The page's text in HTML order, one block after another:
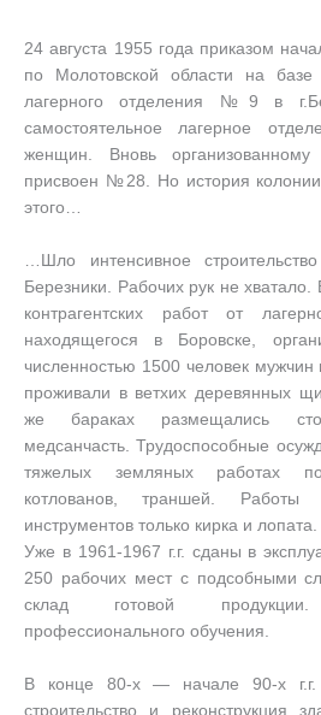
24 августа 1955 года приказом
по Молотовской области на
лагерного отделения №9 в
самостоятельное лагерное
женщин. Вновь организованному
присвоен №28. Но история колонии
этого…
…Шло интенсивное
Березники. Рабочих рук не
контрагентских работ от
находящегося в Боровске,
численностью 1500 человек
проживали в ветхих деревянных
же бараках размещались
медсанчасть. Трудоспособные
тяжелых земляных работах по
котлованов, траншей.
инструментов только кирка и лопата.
Уже в 1961-1967 г.г. сданы в
250 рабочих мест с подсобными
склад готовой
профессионального обучения.
В конце 80-х — начале 90-х г.г.
строительство и реконструкция